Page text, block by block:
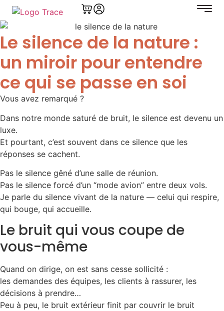
Le silence de la nature :
un miroir pour entendre
ce qui se passe en soi
Vous avez remarqué ?
Dans notre monde saturé de bruit, le silence est devenu un
luxe.
Et pourtant, c’est souvent dans ce silence que les
réponses se cachent.
Pas le silence gêné d’une salle de réunion.
Pas le silence forcé d’un “mode avion” entre deux vols.
Je parle du silence vivant de la nature — celui qui respire,
qui bouge, qui accueille.
Le bruit qui vous coupe de
vous-même
Quand on dirige, on est sans cesse sollicité :
les demandes des équipes, les clients à rassurer, les
décisions à prendre…
Peu à peu, le bruit extérieur finit par couvrir le bruit